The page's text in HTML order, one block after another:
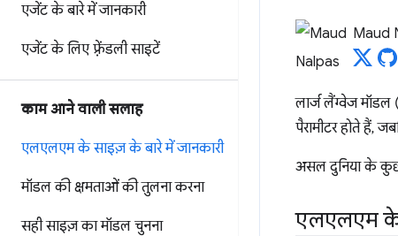
एजेंट के बारे में जानकारी
एजेंट के लिए फ़्रेंडली साइटें
काम आने वाली सलाह
एलएलएम के साइज़ के बारे में जानकारी
मॉडल की क्षमताओं की तुलना करना
सही साइज़ का मॉडल चुनना
Maud
लार्ज लैंग्वेज
पैरामीटर होते हैं,
असल दुनिया के
एलएलएम